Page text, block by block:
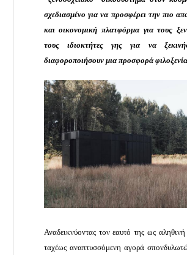
σχεδιασμένο για να προσφέρει την πιο
και οικονομική πλατφόρμα για τους
τους ιδιοκτήτες γης για να
διαφοροποιήσουν μια προσφορά
Αναδεικνύοντας τον εαυτό της ως
ταχέως αναπτυσσόμενη αγορά